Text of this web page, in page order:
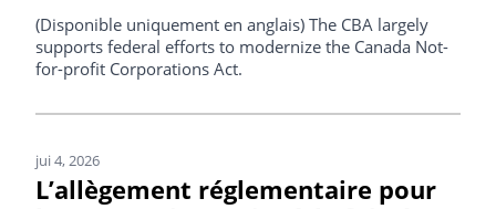
(Disponible uniquement en anglais) The CBA largely
supports federal efforts to modernize the Canada Not-
for-profit Corporations Act.
jui 4, 2026
L’allègement réglementaire pour